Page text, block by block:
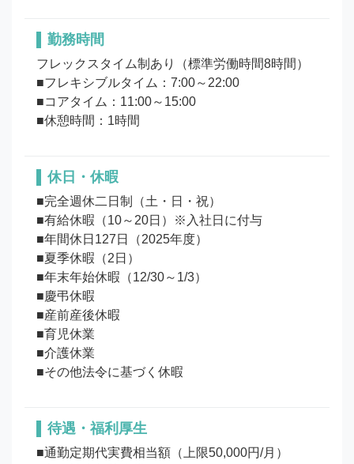
勤務時間
フレックスタイム制あり（標準労働時間8時間）
■フレキシブルタイム：7:00～22:00
■コアタイム：11:00～15:00
■休憩時間：1時間
休日・休暇
■完全週休二日制（土・日・祝）
■有給休暇（10～20日）※入社日に付与
■年間休日127日（2025年度）
■夏季休暇（2日）
■年末年始休暇（12/30～1/3）
■慶弔休暇
■産前産後休暇
■育児休業
■介護休業
待遇・福利厚生
■通勤定期代実費相当額（上限50,000円/月）